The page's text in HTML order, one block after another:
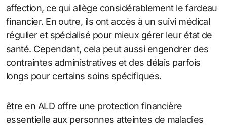
affection, ce qui allège considérablement le fardeau
financier. En outre, ils ont accès à un suivi médical
régulier et spécialisé pour mieux gérer leur état de
santé. Cependant, cela peut aussi engendrer des
contraintes administratives et des délais parfois
longs pour certains soins spécifiques.
être en ALD offre une protection financière
essentielle aux personnes atteintes de maladies